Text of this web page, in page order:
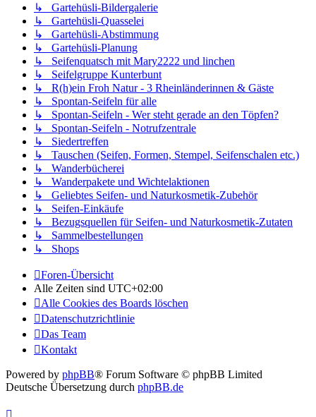
↳ Gartehüsli-Bildergalerie
↳ Gartehüsli-Quasselei
↳ Gartehüsli-Abstimmung
↳ Gartehüsli-Planung
↳ Seifenquatsch mit Mary2222 und linchen
↳ Seifelgruppe Kunterbunt
↳ R(h)ein Froh Natur - 3 Rheinländerinnen & Gäste
↳ Spontan-Seifeln für alle
↳ Spontan-Seifeln - Wer steht gerade an den Töpfen?
↳ Spontan-Seifeln - Notrufzentrale
↳ Siedertreffen
↳ Tauschen (Seifen, Formen, Stempel, Seifenschalen etc.)
↳ Wanderbücherei
↳ Wanderpakete und Wichtelaktionen
↳ Geliebtes Seifen- und Naturkosmetik-Zubehör
↳ Seifen-Einkäufe
↳ Bezugsquellen für Seifen- und Naturkosmetik-Zutaten
↳ Sammelbestellungen
↳ Shops
Foren-Übersicht
Alle Zeiten sind UTC+02:00
Alle Cookies des Boards löschen
Datenschutzrichtlinie
Das Team
Kontakt
Powered by phpBB® Forum Software © phpBB Limited
Deutsche Übersetzung durch phpBB.de